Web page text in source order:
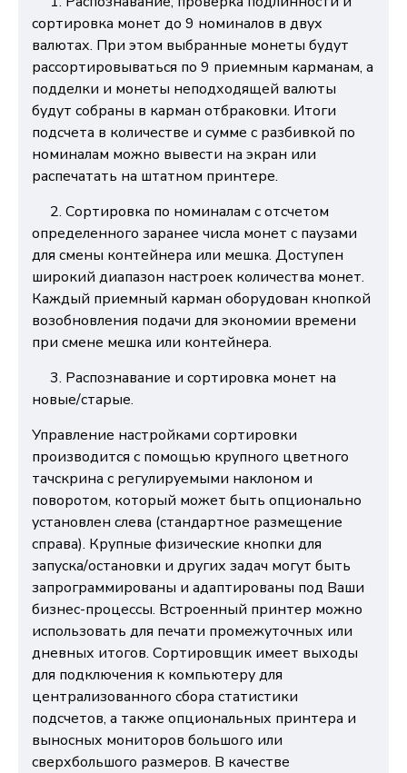
сортировка монет до 9 номиналов в двух
валютах. При этом выбранные монеты будут
рассортировываться по 9 приемным карманам, а
подделки и монеты неподходящей валюты
будут собраны в карман отбраковки. Итоги
подсчета в количестве и сумме с разбивкой по
номиналам можно вывести на экран или
распечатать на штатном принтере.
2. Сортировка по номиналам с отсчетом
определенного заранее числа монет с паузами
для смены контейнера или мешка. Доступен
широкий диапазон настроек количества монет.
Каждый приемный карман оборудован кнопкой
возобновления подачи для экономии времени
при смене мешка или контейнера.
3. Распознавание и сортировка монет на
новые/старые.
Управление настройками сортировки
производится с помощью крупного цветного
тачскрина с регулируемыми наклоном и
поворотом, который может быть опционально
установлен слева (стандартное размещение
справа). Крупные физические кнопки для
запуска/остановки и других задач могут быть
запрограммированы и адаптированы под Ваши
бизнес-процессы. Встроенный принтер можно
использовать для печати промежуточных или
дневных итогов. Сортировщик имеет выходы
для подключения к компьютеру для
централизованного сбора статистики
подсчетов, а также опциональных принтера и
выносных мониторов большого или
сверхбольшого размеров. В качестве